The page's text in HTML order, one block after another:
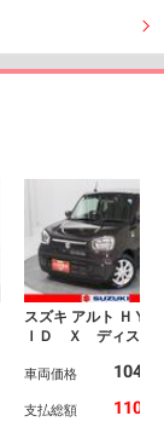
スズキ アルト ＨＹ
ＩＤ Ｘ ディスプ
ラレコ ７インチワ
（ラジオ・ＣＤ・Ｄ
車両価格 104.5
支払総額 110.4